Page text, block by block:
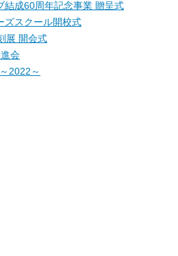
成60周年記念事業 贈呈式
スクール開校式
展 開会式
会
2022～